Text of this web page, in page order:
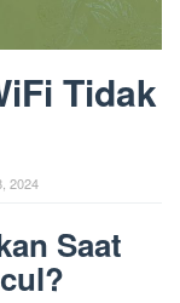
Tidak
2024
Saat